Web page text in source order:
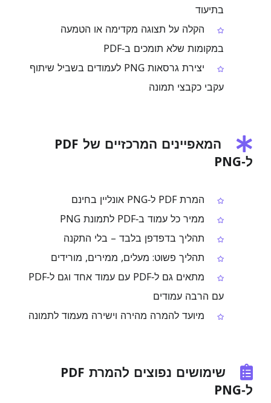
בתיעוד
הקלה על תצוגה מקדימה או הטמעה
במקומות שלא תומכים ב‑PDF
יצירת גרסאות PNG לעמודים בשביל שיתוף
עקבי כקבצי תמונה
המאפיינים המרכזיים של PDF
ל‑PNG
המרת PDF ל‑PNG אונליין בחינם
ממיר כל עמוד ב‑PDF לתמונת PNG
תהליך בדפדפן בלבד – בלי התקנה
תהליך פשוט: מעלים, ממירים, מורידים
מתאים גם ל‑PDF עם עמוד אחד וגם ל‑PDF
עם הרבה עמודים
מיועד להמרה מהירה וישירה מעמוד לתמונה
שימושים נפוצים להמרת PDF
ל‑PNG